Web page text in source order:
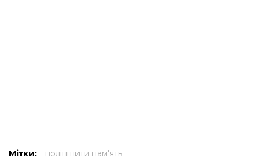
Мітки: поліпшити пам'ять